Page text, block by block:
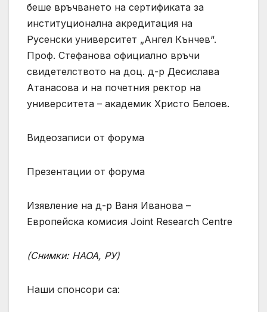
беше връчването на сертификата за
институционална акредитация на
Русенски университет „Ангел Кънчев“.
Проф. Стефанова официално връчи
свидетелството на доц. д-р Десислава
Атанасова и на почетния ректор на
университета – академик Христо Белоев.
Видеозаписи от форума
Презентации от форума
Изявление на д-р Ваня Иванова –
Европейска комисия Joint Research Centre
(Снимки: НАОА, РУ)
Наши спонсори са: